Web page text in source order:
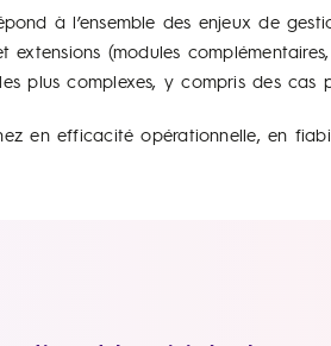
à l’ensemble des enjeux de
extensions (modules
plus complexes, y compris des cas
en efficacité opérationnelle, en